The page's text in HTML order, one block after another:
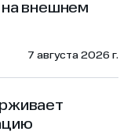
внешнем
7 августа 2026 г.